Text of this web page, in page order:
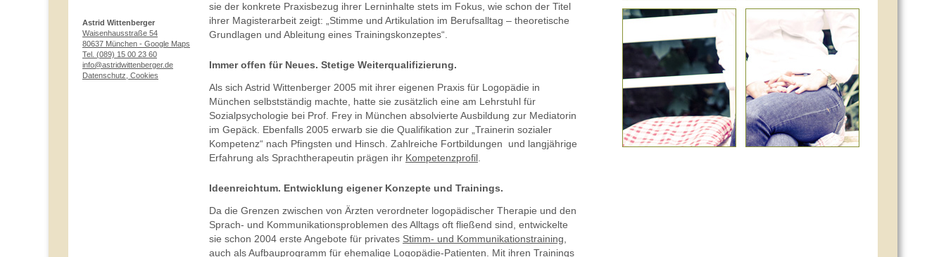
Astrid Wittenberger
Waisenhausstraße 54
80637 München - Google Maps
Tel. (089) 15 00 23 60
info@astridwittenberger.de
Datenschutz, Cookies
sie der konkrete Praxisbezug ihrer Lerninhalte stets im Fokus, wie schon der Titel
ihrer Magisterarbeit zeigt: „Stimme und Artikulation im Berufsalltag – theoretische
Grundlagen und Ableitung eines Trainingskonzeptes“.
Immer offen für Neues. Stetige Weiterqualifizierung.
Als sich Astrid Wittenberger 2005 mit ihrer eigenen Praxis für Logopädie in
München selbstständig machte, hatte sie zusätzlich eine am Lehrstuhl für
Sozialpsychologie bei Prof. Frey in München absolvierte Ausbildung zur Mediatorin
im Gepäck. Ebenfalls 2005 erwarb sie die Qualifikation zur „Trainerin sozialer
Kompetenz“ nach Pfingsten und Hinsch. Zahlreiche Fortbildungen und langjährige
Erfahrung als Sprachtherapeutin prägen ihr Kompetenzprofil
Ideenreichtum. Entwicklung eigener Konzepte und Trainings.
Da die Grenzen zwischen von Ärzten verordneter logopädischer Therapie und den
Sprach- und Kommunikationsproblemen des Alltags oft fließend sind, entwickelte
sie schon 2004 erste Angebote für privates Stimm- und Kommunikationstraining
auch als Aufbauprogramm für ehemalige Logopädie-Patienten. Mit ihren Trainings